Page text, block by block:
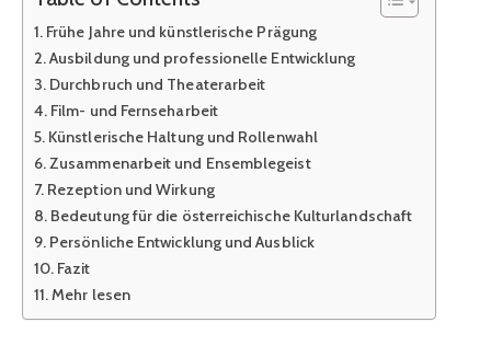
Frühe Jahre und künstlerische Prägung
Ausbildung und professionelle Entwicklung
Durchbruch und Theaterarbeit
Film- und Fernseharbeit
Künstlerische Haltung und Rollenwahl
Zusammenarbeit und Ensemblegeist
Rezeption und Wirkung
Bedeutung für die österreichische Kulturlandschaft
Persönliche Entwicklung und Ausblick
Fazit
Mehr lesen